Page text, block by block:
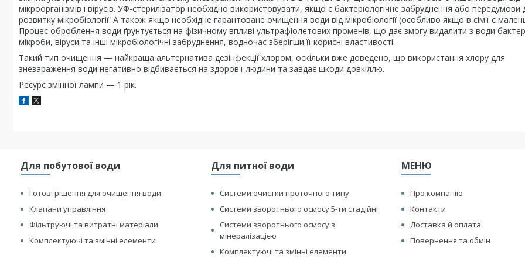
мікроорганізмів і вірусів. УФ-стерилізатор необхідно використовувати, якщо є бактеріологічне забруднення або передумови
розвитку мікробіології. А також якщо необхідне гарантоване очищення води від мікробіології (особливо якщо в сім'ї є
Процес оброблення води ґрунтується на фізичному впливі ультрафіолетових променів, що дає змогу видалити з води
мікроби, віруси та інші мікробіологічні забруднення, водночас зберігши її корисні властивості.
Такий тип очищення — найкраща альтернатива дезінфекції хлором, оскільки вже доведено, що використання хлору для
знезараження води негативно відбивається на здоров'ї людини та завдає шкоди довкіллю.
Ресурс змінної лампи — 1 рік.
Для побутової води
Готові рішення для очищення води
Клапани управління
Фільтруючі та витратні матеріали
Комплектуючі та змінні елементи
Для питної води
Системи очистки проточного типу
Системи зворотнього осмосу 5-ти стадійні
Системи зворотнього осмосу з
мінералізацією
Комплектуючі та змінні елементи
МЕНЮ
Про компанію
Контакти
Доставка й оплата
Повернення та обмін